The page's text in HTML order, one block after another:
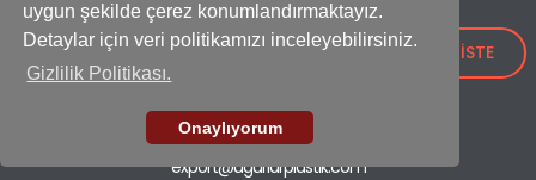
uygun şekilde çerez konumlandırmaktayız.
Detaylar için veri politikamızı inceleyebilirsiniz.
Gizlilik Politikası.
Onaylıyorum
Showroom
+90 (212) 659 26 52
E-mail
export@ugurlarplastik.com
TEKLİF İSTE